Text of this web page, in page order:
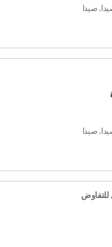
صيدا
صيدا
للتفاوض